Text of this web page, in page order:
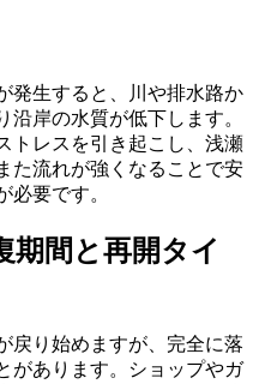
発生すると、川や排水路か
沿岸の水質が低下します。
トレスを引き起こし、浅瀬
た流れが強くなることで安
必要です。
期間と再開タイ
戻り始めますが、完全に落
があります。ショップやガ